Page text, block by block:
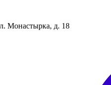
Монастырка, д. 18